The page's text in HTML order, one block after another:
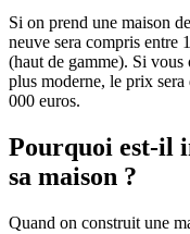
Si on prend une maison
neuve sera compris entre
(haut de gamme). Si
plus moderne, le prix
000 euros.
Pourquoi est-il
sa maison ?
Quand on construit une